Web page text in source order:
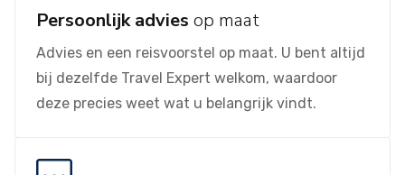
Persoonlijk advies op maat
Advies en een reisvoorstel op maat. U bent altijd
bij dezelfde Travel Expert welkom, waardoor
deze precies weet wat u belangrijk vindt.